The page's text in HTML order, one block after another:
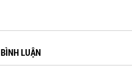
BÌNH LUẬN